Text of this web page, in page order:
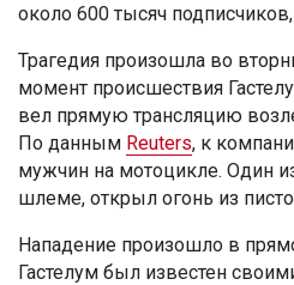
около 600 тысяч
Трагедия произошла во
момент происшествия
вел прямую трансляцию
По данным Reuters, к
мужчин на мотоцикле. Один
шлеме, открыл огонь из
Нападение произошло в
Гастелум был известен